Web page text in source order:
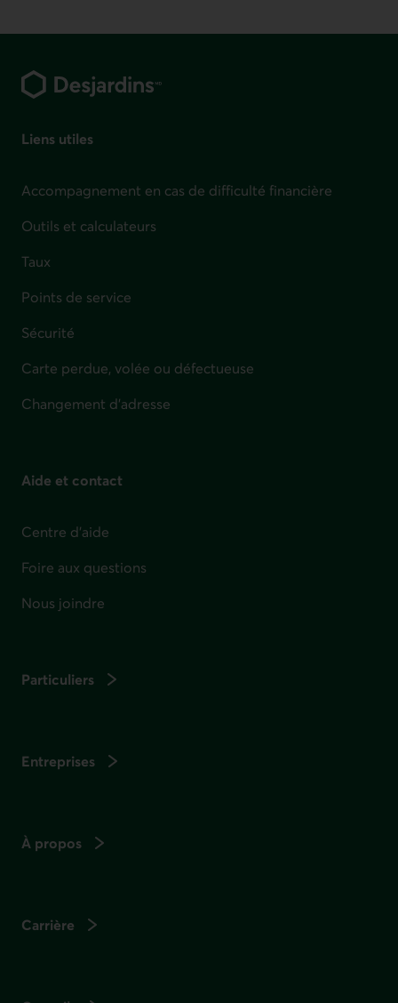
Liens utiles
Accompagnement en cas de difficulté financière
Outils et calculateurs
Taux
Points de service
Sécurité
Carte perdue, volée ou défectueuse
Changement d'adresse
Aide et contact
Centre d'aide
Foire aux questions
Nous joindre
Particuliers
Entreprises
À propos
Carrière